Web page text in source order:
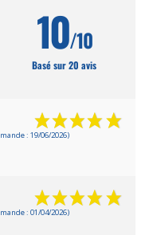
10/10
Basé sur 20 avis
: 19/06/2026)
: 01/04/2026)